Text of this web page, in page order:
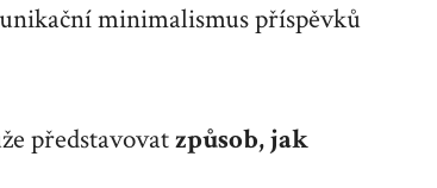
minimalismus příspěvků
představovatzpůsob, jak